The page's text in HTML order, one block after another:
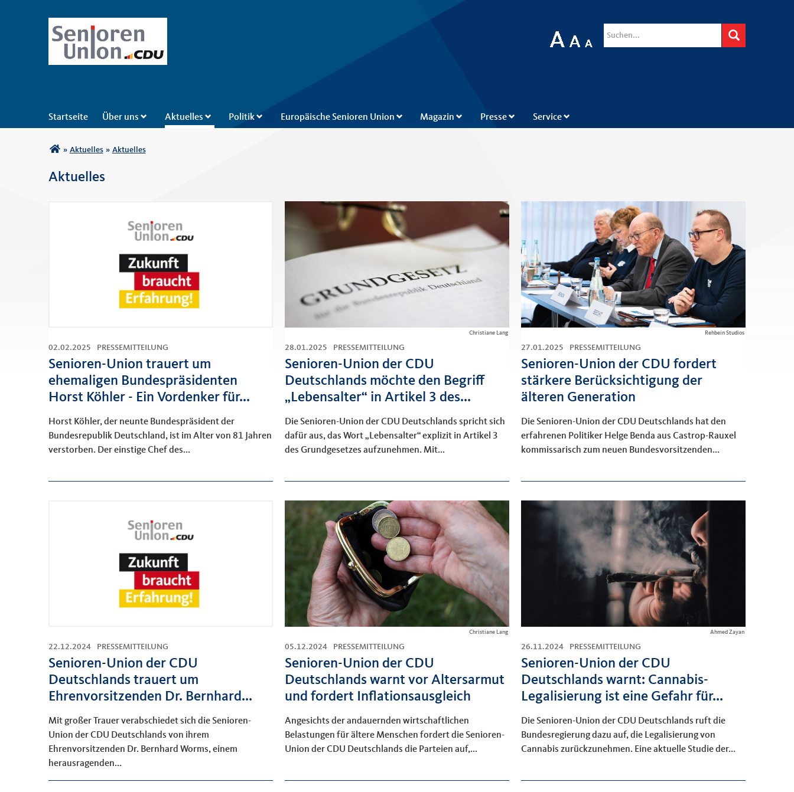
Suchformular
Suche
Startseite Über uns Aktuelles Politik Europäische Senioren Union Magazin Presse Service
Sie sind hier
» Aktuelles » Aktuelles
Aktuelles
02.02.2025 PRESSEMITTEILUNG
Senioren-Union trauert um
ehemaligen Bundespräsidenten
Horst Köhler - Ein Vordenker für...
Horst Köhler, der neunte Bundespräsident der
Bundesrepublik Deutschland, ist im Alter von 81 Jahren
verstorben. Der einstige Chef des...
Christiane Lang
28.01.2025 PRESSEMITTEILUNG
Senioren-Union der CDU
Deutschlands möchte den Begriff
„Lebensalter“ in Artikel 3 des...
Die Senioren-Union der CDU Deutschlands spricht sich
dafür aus, das Wort „Lebensalter“ explizit in Artikel 3
des Grundgesetzes aufzunehmen. Mit...
Rehbein Studios
27.01.2025 PRESSEMITTEILUNG
Senioren-Union der CDU fordert
stärkere Berücksichtigung der
älteren Generation
Die Senioren-Union der CDU Deutschlands hat den
erfahrenen Politiker Helge Benda aus Castrop-Rauxel
kommissarisch zum neuen Bundesvorsitzenden...
22.12.2024 PRESSEMITTEILUNG
Senioren-Union der CDU
Deutschlands trauert um
Ehrenvorsitzenden Dr. Bernhard...
Mit großer Trauer verabschiedet sich die Senioren-
Union der CDU Deutschlands von ihrem
Ehrenvorsitzenden Dr. Bernhard Worms, einem
herausragenden...
Christiane Lang
05.12.2024 PRESSEMITTEILUNG
Senioren-Union der CDU
Deutschlands warnt vor Altersarmut
und fordert Inflationsausgleich
Angesichts der andauernden wirtschaftlichen
Belastungen für ältere Menschen fordert die Senioren-
Union der CDU Deutschlands die Parteien auf,...
Ahmed Zayan
26.11.2024 PRESSEMITTEILUNG
Senioren-Union der CDU
Deutschlands warnt: Cannabis-
Legalisierung ist eine Gefahr für...
Die Senioren-Union der CDU Deutschlands ruft die
Bundesregierung dazu auf, die Legalisierung von
Cannabis zurückzunehmen. Eine aktuelle Studie der...